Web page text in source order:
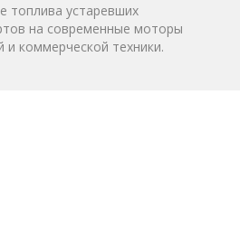
топлива устаревших
на современные моторы
и коммерческой техники.